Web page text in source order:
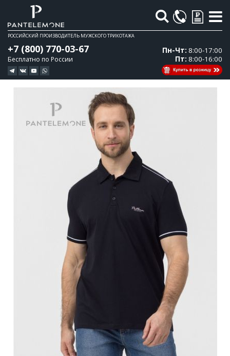
Поиск
РОССИЙСКИЙ ПРОИЗВОДИТЕЛЬ МУЖСКОГО ТРИКОТАЖА
+7 (800) 770-03-67
Бесплатно по России
Пн-Чт: 8:00-17:00
Пт: 8:00-16:00
галереи
изображений
галереи
изображений